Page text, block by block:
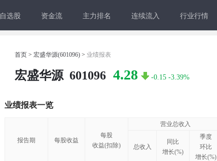
自选股 资金流 主力排名 连续流入 行业行情
首页 > 宏盛华源(601096) > 业绩报表
宏盛华源 601096 4.28 -0.15 -3.39%
业绩报表一览
报告期 每股收益
每股
收益(扣除)
营业总收入
总收入
同比
增长(%)
季度
环比
增长(%)